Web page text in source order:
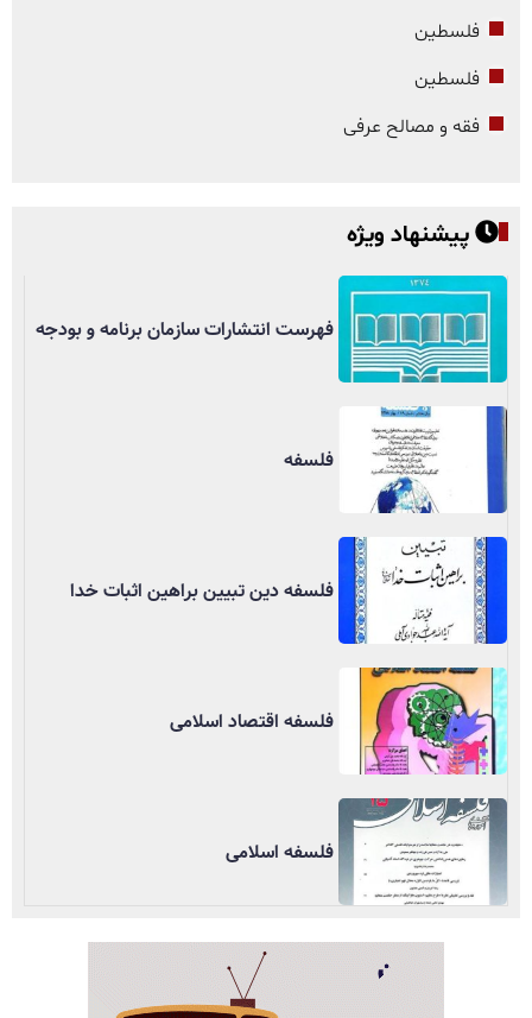
فلسطین
فلسطین
فقه و مصالح عرفی
پیشنهاد ویژه
فهرست انتشارات سازمان برنامه و بودجه
فلسفه
فلسفه دین تبیین براهین اثبات خدا
فلسفه اقتصاد اسلامی
فلسفه اسلامی